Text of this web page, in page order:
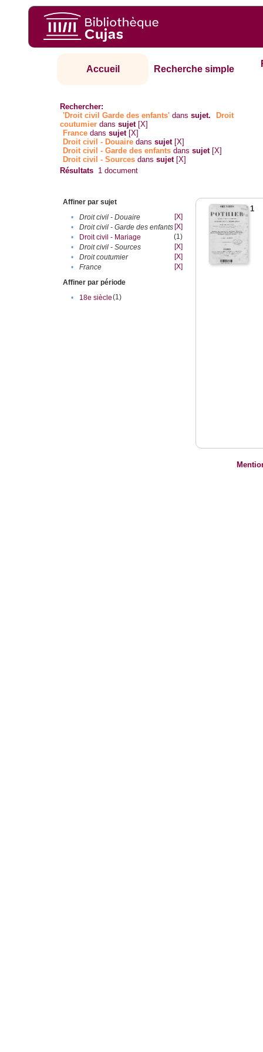
Accueil Recherche simple
Rechercher:
'Droit civil Garde des enfants' danssujet.
Droit
coutumier danssujet [X]
France danssujet [X]
Droit civil - Douaire danssujet [X]
Droit civil - Garde des enfants danssujet [X]
Droit civil - Sources danssujet [X]
Résultats 1 document
Affiner par sujet
•
Droit civil - Douaire
[X]
•
Droit civil - Garde des enfants [X]
•
Droit civil - Mariage
(1)
•
Droit civil - Sources
[X]
•
Droit coutumier
[X]
•
France
[X]
Affiner par période
•
18e siècle(1)
1